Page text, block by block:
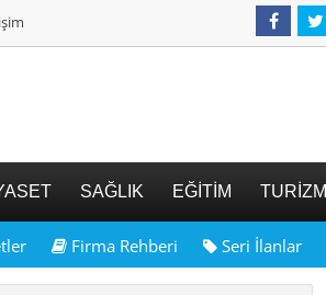
SAĞLIK EĞİTİM TURİZM
Firma Rehberi Seri İlanlar